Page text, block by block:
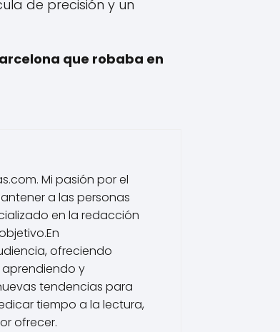
de precisión y un
que robaba en
Mi pasión por el
a las personas
en la redacción
ofreciendo
y
tendencias para
tiempo a la lectura,
ofrecer.